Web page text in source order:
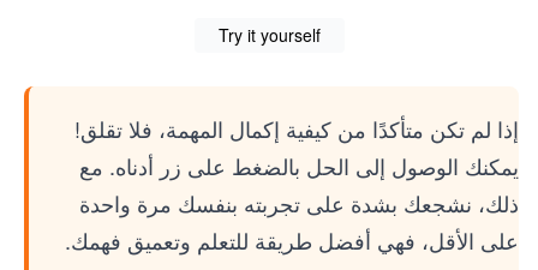
Try it yourself
إذا لم تكن متأكدًا من كيفية إكمال المهمة، فلا تقلق!
يمكنك الوصول إلى الحل بالضغط على زر أدناه. مع
ذلك، نشجعك بشدة على تجربته بنفسك مرة واحدة
على الأقل، فهي أفضل طريقة للتعلم وتعميق فهمك.